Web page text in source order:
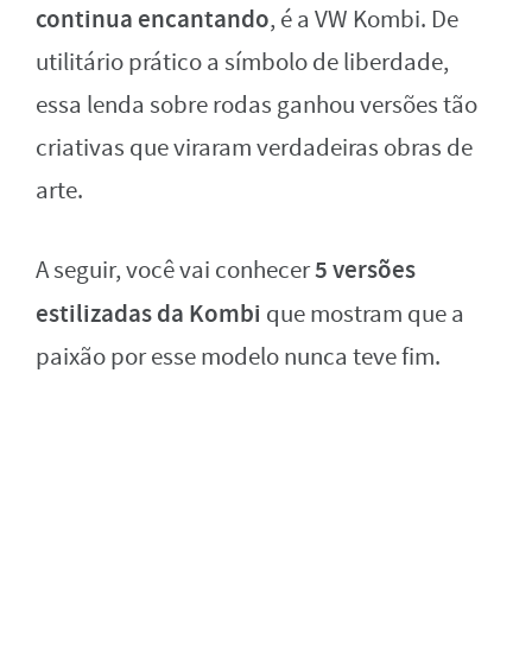
continua encantando, é a VW Kombi. De
utilitário prático a símbolo de liberdade,
essa lenda sobre rodas ganhou versões tão
criativas que viraram verdadeiras obras de
arte.
A seguir, você vai conhecer5 versões
estilizadas da Kombi que mostram que a
paixão por esse modelo nunca teve fim.